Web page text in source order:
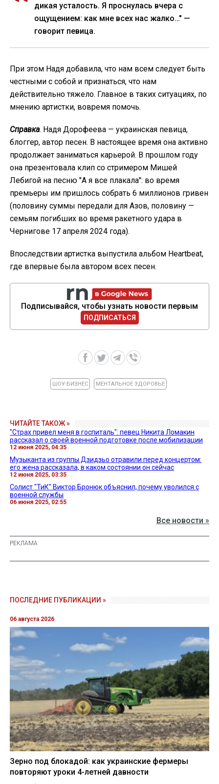
дикая усталость. Я проснулась вчера с
ощущением: как мне всех нас жалко…" —
говорит певица.
При этом Надя добавила, что нам всем следует быть
честными с собой и признаться, что нам
действительно тяжело. Главное в таких ситуациях, по
мнению артистки, вовремя помочь.
Справка. Надя Дорофеева — украинская певица,
блоггер, автор песен. В настоящее время она активно
продолжает заниматься карьерой. В прошлом году
она презентовала клип со стримером Мишей
Лебигой на песню "А я все плакала": во время
премьеры им пришлось собрать 6 миллионов гривен
(половину суммы передали для Азов, половину —
семьям погибших во время ракетного удара в
Чернигове 17 апреля 2024 года).
Впоследствии артистка выпустила альбом Heartbeat,
где впервые была автором всех песен.
Подписывайся, чтобы узнать новости первым
ПОДПИСАТЬСЯ
ШОУ-БИЗНЕС МЕНТАЛЬНОЕ ЗДОРОВЬЕ
ЧИТАЙТЕ ТАКОЖ »
"Страх привел меня в госпиталь": певец Никита Ломакин
рассказал о своей военной подготовке после мобилизации
12 июня 2025, 04:35
Музыканта из группы Дзидзьо отравили перед концертом:
его жена рассказала, в каком состоянии он сейчас
12 июня 2025, 03:35
Солист "ТиК" Виктор Бронюк объяснил, почему уволился с
военной службы
06 июня 2025, 02:55
Все новости »
ПОСЛЕДНИЕ ПУБЛИКАЦИИ »
06 августа 2026
Зерно под блокадой: как украинские фермеры
повторяют уроки 4-летней давности